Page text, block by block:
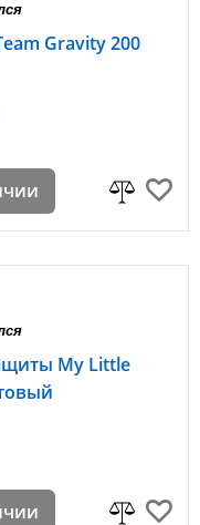
Gravity 200
My Little